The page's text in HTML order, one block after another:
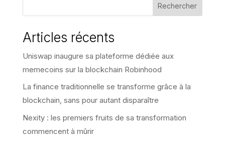
Rechercher
Articles récents
Uniswap inaugure sa plateforme dédiée aux
memecoins sur la blockchain Robinhood
La finance traditionnelle se transforme grâce à la
blockchain, sans pour autant disparaître
Nexity : les premiers fruits de sa transformation
commencent à mûrir